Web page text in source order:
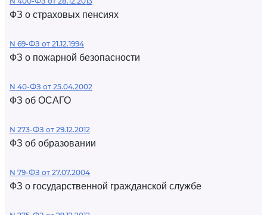
ФЗ о страховых пенсиях
N 69-ФЗ от 21.12.1994
ФЗ о пожарной безопасности
N 40-ФЗ от 25.04.2002
ФЗ об ОСАГО
N 273-ФЗ от 29.12.2012
ФЗ об образовании
N 79-ФЗ от 27.07.2004
ФЗ о государственной гражданской службе